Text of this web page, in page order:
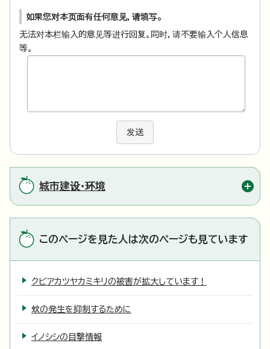
如果您对本页面有任何意见，请填写。
无法对本栏输入的意见等进行回复。同时，请不要输入个人信息
等。
发送
城市建设・环境
このページを見た人は次のページも見ています
クビアカツヤカミキリの被害が拡大しています！
蚊の発生を抑制するために
イノシシの目撃情報